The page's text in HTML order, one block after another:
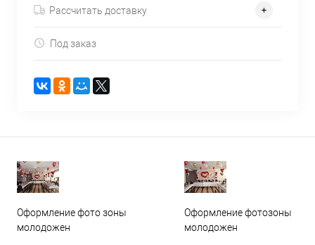
Рассчитать доставку
Под заказ
Оформление фото зоны
молодожен
Оформление фотозоны
молодожен